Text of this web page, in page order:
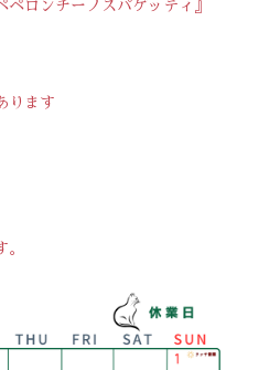
ペロンチーノスパゲッティ』
ります